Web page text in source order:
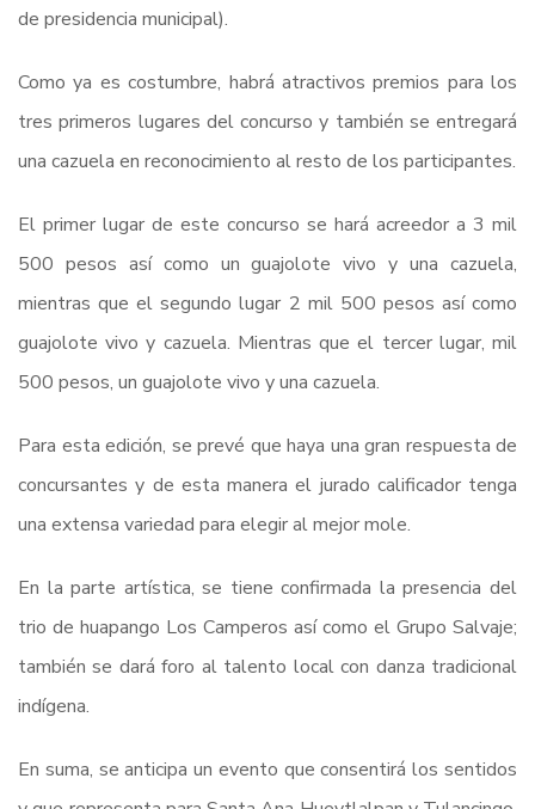
de presidencia municipal).
Como ya es costumbre, habrá atractivos premios para los
tres primeros lugares del concurso y también se entregará
una cazuela en reconocimiento al resto de los participantes.
El primer lugar de este concurso se hará acreedor a 3 mil
500 pesos así como un guajolote vivo y una cazuela,
mientras que el segundo lugar 2 mil 500 pesos así como
guajolote vivo y cazuela. Mientras que el tercer lugar, mil
500 pesos, un guajolote vivo y una cazuela.
Para esta edición, se prevé que haya una gran respuesta de
concursantes y de esta manera el jurado calificador tenga
una extensa variedad para elegir al mejor mole.
En la parte artística, se tiene confirmada la presencia del
trio de huapango Los Camperos así como el Grupo Salvaje;
también se dará foro al talento local con danza tradicional
indígena.
En suma, se anticipa un evento que consentirá los sentidos